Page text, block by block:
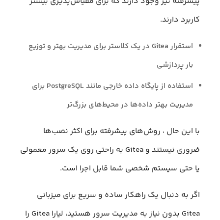
کاربرد دارند.
استقرار Gitea در یک کلاستر برای مدیریت بهتر و توزیع
بار پردازشی
استفاده از پایگاه داده خارجی مانند PostgreSQL برای
مدیریت بهتر داده‌ها در محیط‌های بزرگ‌تر
با این حال ، روش‌های پیشرفته برای اکثر نصب‌ها
ضروری نیستند و Gitea به راحتی روی یک سرور معمولی
یا حتی سیستم شخصی شما قابل اجرا است.
اگر به دنبال یک راهکار ساده و سریع برای میزبانی
Gitea بدون نیاز به مدیریت سرور هستید، لیارا Gitea را